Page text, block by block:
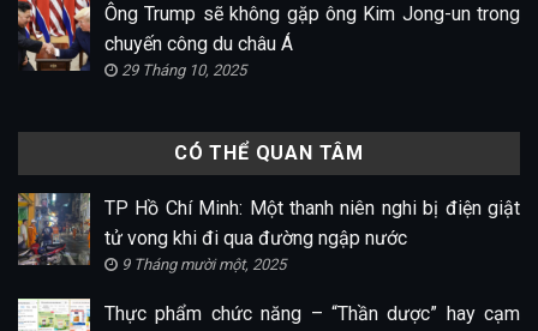
Ông Trump sẽ không gặp ông Kim Jong-un trong
chuyến công du châu Á
29 Tháng 10, 2025
CÓ THỂ QUAN TÂM
TP Hồ Chí Minh: Một thanh niên nghi bị điện giật
tử vong khi đi qua đường ngập nước
9 Tháng mười một, 2025
Thực phẩm chức năng – “Thần dược” hay cạm